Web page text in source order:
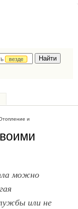
везде
и
можно
или не